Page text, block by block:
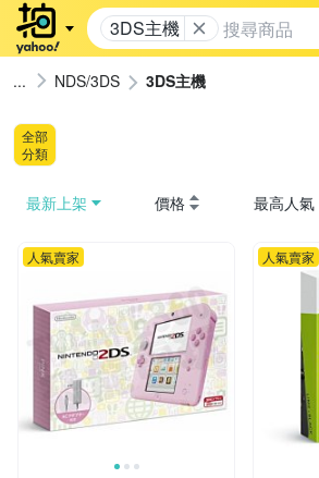
3DS主機
NDS/3DS 3DS主機
全部
分類
最新上架 價格 最高人氣
人氣賣家 人氣賣家